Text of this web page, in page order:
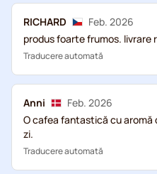
RICHARD
Feb. 2026
produs foarte frumos. livrare
Traducere automată
Anni
Feb. 2026
O cafea fantastică cu aromă
zi.
Traducere automată